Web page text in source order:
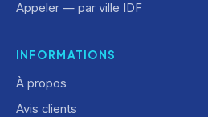
Appeler — par ville IDF
INFORMATIONS
À propos
Avis clients